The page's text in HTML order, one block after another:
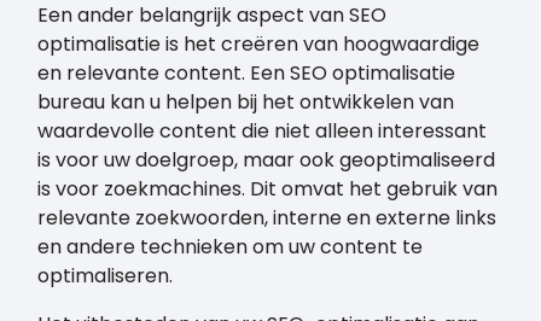
Een ander belangrijk aspect van SEO
optimalisatie is het creëren van hoogwaardige
en relevante content. Een SEO optimalisatie
bureau kan u helpen bij het ontwikkelen van
waardevolle content die niet alleen interessant
is voor uw doelgroep, maar ook geoptimaliseerd
is voor zoekmachines. Dit omvat het gebruik van
relevante zoekwoorden, interne en externe links
en andere technieken om uw content te
optimaliseren.